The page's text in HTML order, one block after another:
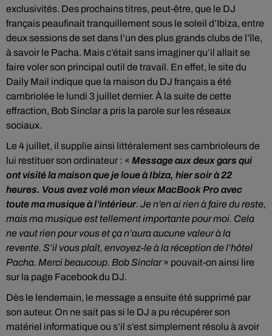
exclusivités. Des prochains titres, peut-être, que le DJ
français peaufinait tranquillement sous le soleil d’Ibiza, entre
deux sessions de set dans l’un des plus grands clubs de l’île,
à savoir le Pacha. Mais c’était sans imaginer qu’il allait se
faire voler son principal outil de travail. En effet, le site du
Daily Mail indique que la maison du DJ français a été
cambriolée le lundi 3 juillet dernier. À la suite de cette
effraction, Bob Sinclar a pris la parole sur les réseaux
sociaux.
Le 4 juillet, il supplie ainsi littéralement ses cambrioleurs de
lui restituer son ordinateur : « Message aux deux gars qui
ont visité la maison que je loue à Ibiza, hier soir à 22
heures. Vous avez volé mon vieux MacBook Pro avec
toute ma musique à l’intérieur. Je n’en ai rien à faire du reste,
mais ma musique est tellement importante pour moi. Cela
ne vaut rien pour vous et ça n’aura aucune valeur à la
revente. S’il vous plaît, envoyez-le à la réception de l’hôtel
Pacha. Merci beaucoup. Bob Sinclar» pouvait-on ainsi lire
sur la page Facebook du DJ.
Dès le lendemain, le message a ensuite été supprimé par
son auteur. On ne sait pas si le DJ a pu récupérer son
matériel informatique ou s’il s’est simplement résolu à avoir